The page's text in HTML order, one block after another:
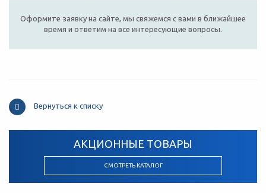
Оформите заявку на сайте, мы свяжемся с вами в ближайшее
время и ответим на все интересующие вопросы.
Вернуться к списку
АКЦИОННЫЕ ТОВАРЫ
СМОТРЕТЬ КАТАЛОГ